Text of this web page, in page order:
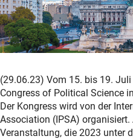
(29.06.23) Vom 15. bis 19.
Congress of Political Science
Der Kongress wird von der
Association (IPSA)
Veranstaltung, die 2023 unter